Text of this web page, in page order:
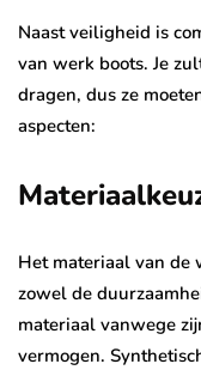
Naast veiligheid is
van werk boots. Je
dragen, dus ze
aspecten:
Het materiaal van de
zowel de
materiaal vanwege
vermogen.